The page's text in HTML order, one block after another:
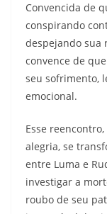
Convencida de
conspirando
despejando sua
convence de
seu sofrimento,
emocional.
Esse
alegria, se
entre Luma e
investigar a
roubo de seu